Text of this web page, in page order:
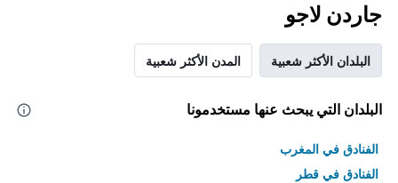
جاردن لاجو
البلدان الأكثر شعبية المدن الأكثر شعبية
البلدان التي يبحث عنها مستخدمونا
الفنادق في المغرب
الفنادق في قطر